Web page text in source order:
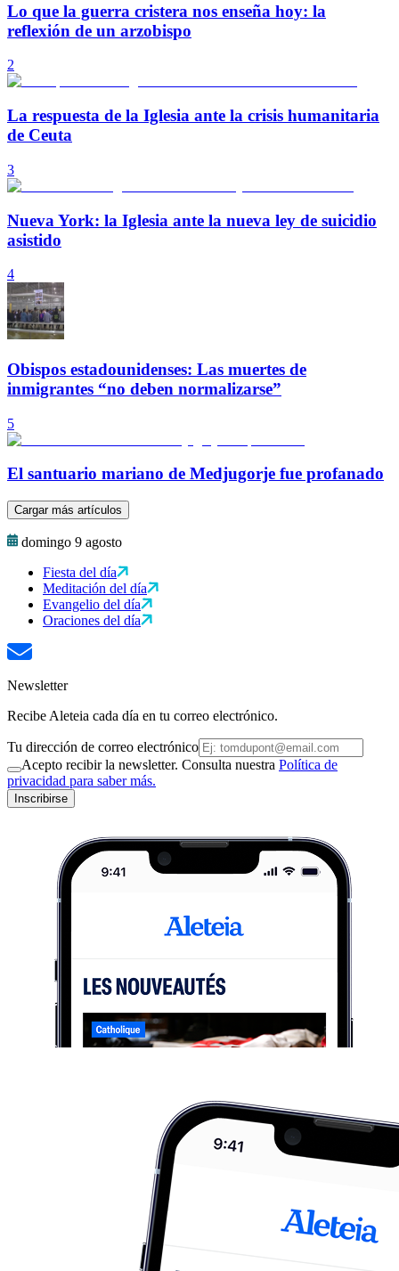
Lo que la guerra cristera nos enseña hoy: la
reflexión de un arzobispo
2
La respuesta de la Iglesia ante la crisis humanitaria
de Ceuta
3
Nueva York: la Iglesia ante la nueva ley de suicidio
asistido
4
Obispos estadounidenses: Las muertes de
inmigrantes “no deben normalizarse”
5
El santuario mariano de Medjugorje fue profanado
Cargar más artículos
domingo 9 agosto
Fiesta del día
Meditación del día
Evangelio del día
Oraciones del día
Newsletter
Recibe Aleteia cada día en tu correo electrónico.
Tu dirección de correo electrónico
Acepto recibir la newsletter. Consulta nuestra Política de
privacidad para saber más.
Inscribirse